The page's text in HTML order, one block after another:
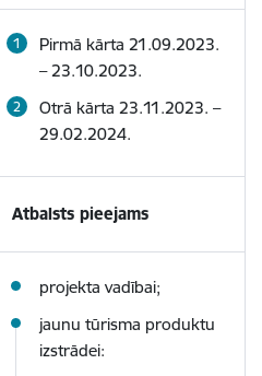
Pirmā kārta 21.09.2023.
– 23.10.2023.
Otrā kārta 23.11.2023. –
29.02.2024.
Atbalsts pieejams
projekta vadībai;
jaunu tūrisma produktu
izstrādei: